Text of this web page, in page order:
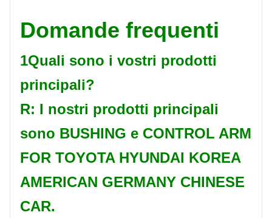
Domande frequenti
1Quali sono i vostri prodotti
principali?
R: I nostri prodotti principali
sono BUSHING e CONTROL ARM
FOR TOYOTA HYUNDAI KOREA
AMERICAN GERMANY CHINESE
CAR.